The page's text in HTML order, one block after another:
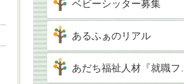
ベビーシッター募集
あるふぁのリアル